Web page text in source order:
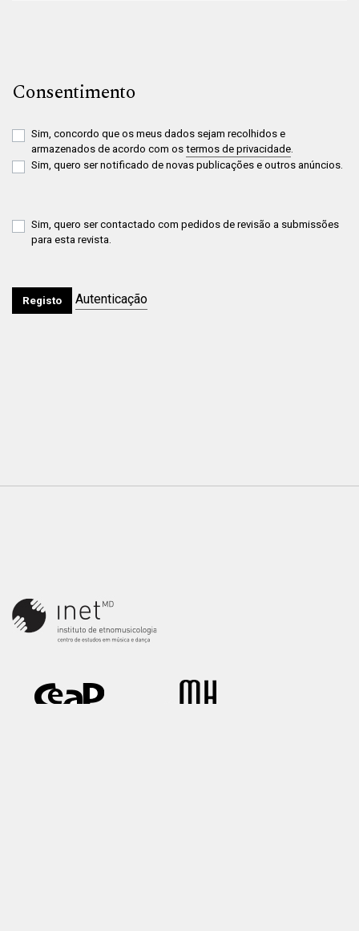
Consentimento
Sim, concordo que os meus dados sejam recolhidos e
armazenados de acordo com os termos de privacidade
Sim, quero ser notificado de novas publicações e outros anúncios.
Sim, quero ser contactado com pedidos de revisão a submissões
para esta revista.
Registo Autenticação